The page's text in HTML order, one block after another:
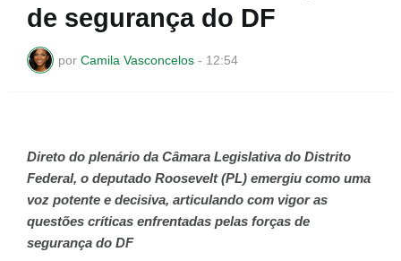
de segurança do DF
por Camila Vasconcelos - 12:54
Direto do plenário da Câmara Legislativa do Distrito
Federal, o deputado Roosevelt (PL) emergiu como uma
voz potente e decisiva, articulando com vigor as
questões críticas enfrentadas pelas forças de
segurança do DF